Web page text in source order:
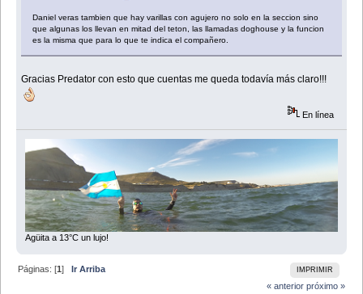
Daniel veras tambien que hay varillas con agujero no solo en la seccion sino
que algunas los llevan en mitad del teton, las llamadas doghouse y la funcion
es la misma que para lo que te indica el compañero.
Gracias Predator con esto que cuentas me queda todavía más claro!!!
En línea
Agüita a 13°C un lujo!
IMPRIMIR
Páginas: [1]Ir Arriba
« anterior próximo »